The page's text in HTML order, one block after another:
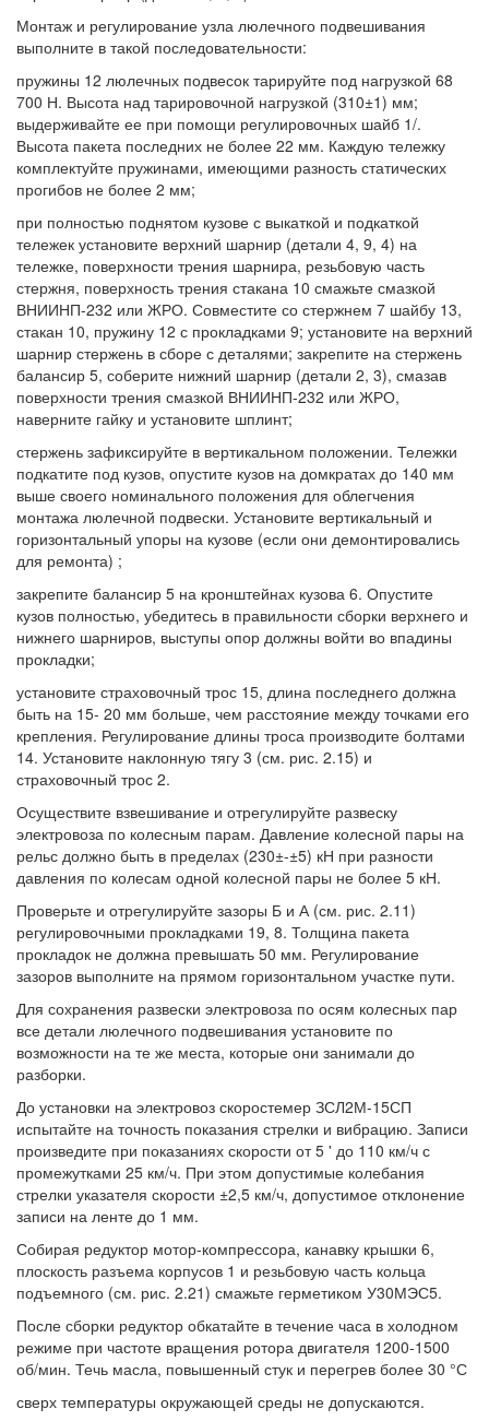
Монтаж и регулирование узла люлечного подвешивания
выполните в такой последовательности:
пружины 12 люлечных подвесок тарируйте под нагрузкой 68
700 Н. Высота над тарировочной нагрузкой (310±1) мм;
выдерживайте ее при помощи регулировочных шайб 1/.
Высота пакета последних не более 22 мм. Каждую тележку
комплектуйте пружинами, имеющими разность статических
прогибов не более 2 мм;
при полностью поднятом кузове с выкаткой и подкаткой
тележек установите верхний шарнир (детали 4, 9, 4) на
тележке, поверхности трения шарнира, резьбовую часть
стержня, поверхность трения стакана 10 смажьте смазкой
ВНИИНП-232 или ЖРО. Совместите со стержнем 7 шайбу 13,
стакан 10, пружину 12 с прокладками 9; установите на верхний
шарнир стержень в сборе с деталями; закрепите на стержень
балансир 5, соберите нижний шарнир (детали 2, 3), смазав
поверхности трения смазкой ВНИИНП-232 или ЖРО,
наверните гайку и установите шплинт;
стержень зафиксируйте в вертикальном положении. Тележки
подкатите под кузов, опустите кузов на домкратах до 140 мм
выше своего номинального положения для облегчения
монтажа люлечной подвески. Установите вертикальный и
горизонтальный упоры на кузове (если они демонтировались
для ремонта) ;
закрепите балансир 5 на кронштейнах кузова 6. Опустите
кузов полностью, убедитесь в правильности сборки верхнего и
нижнего шарниров, выступы опор должны войти во впадины
прокладки;
установите страховочный трос 15, длина последнего должна
быть на 15- 20 мм больше, чем расстояние между точками его
крепления. Регулирование длины троса производите болтами
14. Установите наклонную тягу 3 (см. рис. 2.15) и
страховочный трос 2.
Осуществите взвешивание и отрегулируйте развеску
электровоза по колесным парам. Давление колесной пары на
рельс должно быть в пределах (230±-±5) кН при разности
давления по колесам одной колесной пары не более 5 кН.
Проверьте и отрегулируйте зазоры Б и А (см. рис. 2.11)
регулировочными прокладками 19, 8. Толщина пакета
прокладок не должна превышать 50 мм. Регулирование
зазоров выполните на прямом горизонтальном участке пути.
Для сохранения развески электровоза по осям колесных пар
все детали люлечного подвешивания установите по
возможности на те же места, которые они занимали до
разборки.
До установки на электровоз скоростемер ЗСЛ2М-15СП
испытайте на точность показания стрелки и вибрацию. Записи
произведите при показаниях скорости от 5 ' до 110 км/ч с
промежутками 25 км/ч. При этом допустимые колебания
стрелки указателя скорости ±2,5 км/ч, допустимое отклонение
записи на ленте до 1 мм.
Собирая редуктор мотор-компрессора, канавку крышки 6,
плоскость разъема корпусов 1 и резьбовую часть кольца
подъемного (см. рис. 2.21) смажьте герметиком У30МЭС5.
После сборки редуктор обкатайте в течение часа в холодном
режиме при частоте вращения ротора двигателя 1200-1500
об/мин. Течь масла, повышенный стук и перегрев более 30 °С
сверх температуры окружающей среды не допускаются.